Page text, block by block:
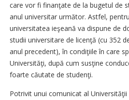
care vor fi finanţate de la bugetul de
anul universitar următor. Astfel,
universitatea ieşeană va dispune de
studii universitare de licenţă (cu 352
anul precedent), în condiţiile în care
Universităţi, după cum susţine
foarte căutate de studenţi.
Potrivit unui comunicat al Universităţii